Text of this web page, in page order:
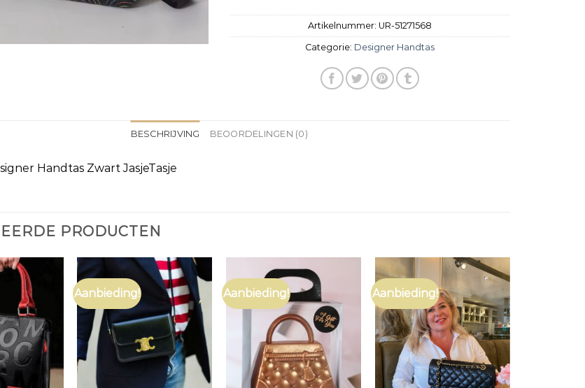
Artikelnummer: UR-51271568
Categorie: Designer Handtas
BESCHRIJVING BEOORDELINGEN (0)
Handtas Zwart JasjeTasje
PRODUCTEN
Aanbieding! Aanbieding! Aanbieding!